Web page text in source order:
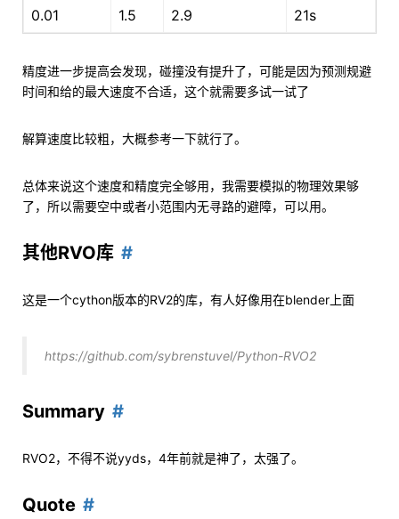
0.01
1.5 2.9 21s
精度进一步提高会发现，碰撞没有提升了，可能是因为预测规避
时间和给的最大速度不合适，这个就需要多试一试了
解算速度比较粗，大概参考一下就行了。
总体来说这个速度和精度完全够用，我需要模拟的物理效果够
了，所以需要空中或者小范围内无寻路的避障，可以用。
其他RVO库
这是一个cython版本的RV2的库，有人好像用在blender上面
https://github.com/sybrenstuvel/Python-RVO2
Summary
RVO2，不得不说yyds，4年前就是神了，太强了。
Quote